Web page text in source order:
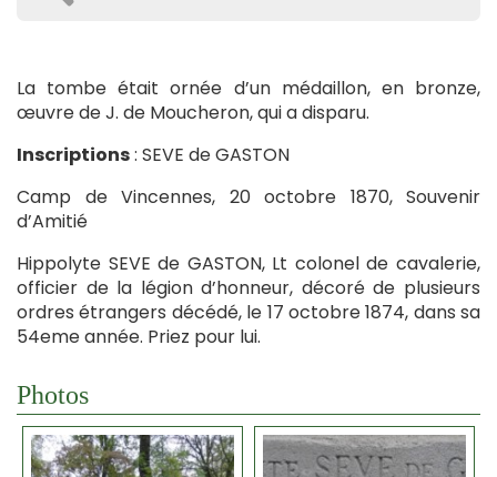
La tombe était ornée d’un médaillon, en bronze,
œuvre de J. de Moucheron, qui a disparu.
Inscriptions: SEVE de GASTON
Camp de Vincennes, 20 octobre 1870, Souvenir
d’Amitié
Hippolyte SEVE de GASTON, Lt colonel de cavalerie,
officier de la légion d’honneur, décoré de plusieurs
ordres étrangers décédé, le 17 octobre 1874, dans sa
54eme année. Priez pour lui.
Photos